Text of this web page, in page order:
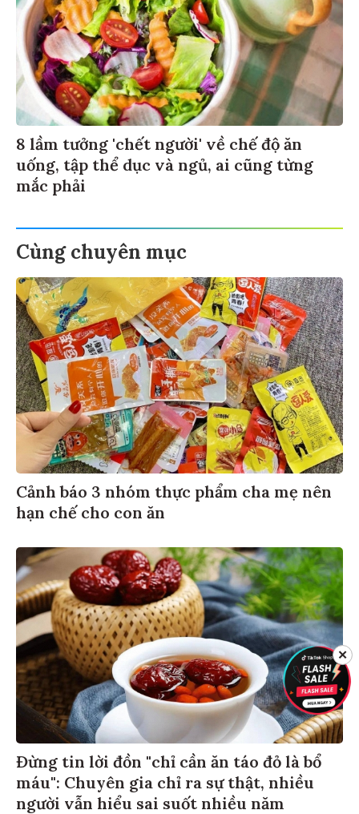
8 lầm tưởng 'chết người' về chế độ ăn
uống, tập thể dục và ngủ, ai cũng từng
mắc phải
Cùng chuyên mục
Cảnh báo 3 nhóm thực phẩm cha mẹ nên
hạn chế cho con ăn
Đừng tin lời đồn "chỉ cần ăn táo đỏ là bổ
máu": Chuyên gia chỉ ra sự thật, nhiều
người vẫn hiểu sai suốt nhiều năm
✕